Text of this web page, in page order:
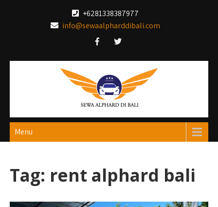
+6281338387977
info@sewaalpharddibali.com
Menu
Tag: rent alphard bali